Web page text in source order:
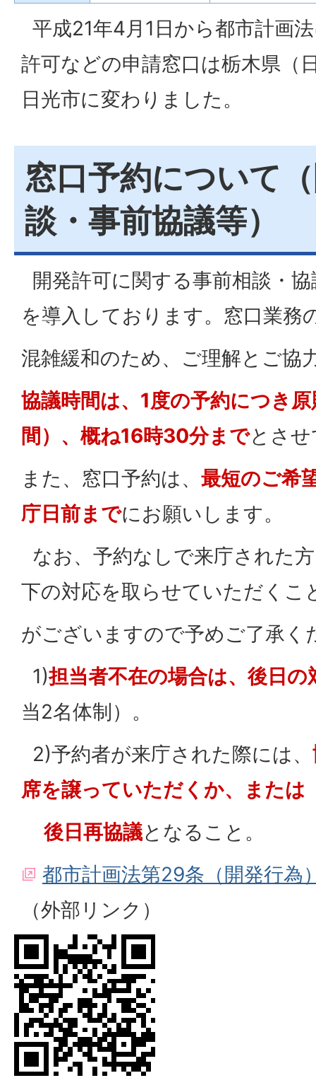
平成21年4月1日から都市計画
許可などの申請窓口は栃木県（
日光市に変わりました。
窓口予約について
談・事前協議等）
開発許可に関する事前相談・
を導入しております。窓口業務
混雑緩和のため、ご理解とご協
協議時間は、1度の予約につき
間）、概ね16時30分までとさ
また、窓口予約は、 最短のご希
庁日前までにお願いします。
なお、予約なしで来庁された
下の対応を取らせていただくこ
がございますので予めご了承く
1)担当者不在の場合は、後日の
当2名体制）。
2)予約者が来庁された際には、
席を譲っていただくか、または
後日再協議となること。
都市計画法第29条（開発行為
（外部リンク）